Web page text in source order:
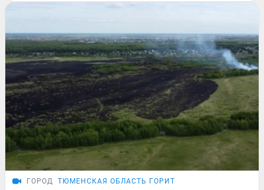
ГОРОД ТЮМЕНСКАЯ ОБЛАСТЬ ГОРИТ